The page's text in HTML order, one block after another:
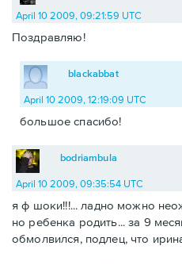
April 10 2009, 09:21:59 UTC
Поздравляю!
blackabbat
April 10 2009, 12:19:09 UTC
большое спасибо!
bodriambula
April 10 2009, 09:35:54 UTC
я ф шоки!!!... ладно можно
но ребенка родить... за 9
обмолвился, подлец, что